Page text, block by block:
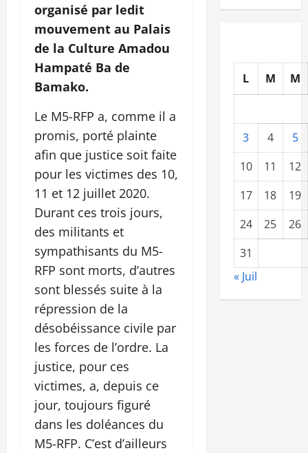
organisé par ledit
mouvement au Palais
de la Culture Amadou
Hampaté Ba de
Bamako.
Le M5-RFP a, comme il a
promis, porté plainte
afin que justice soit faite
pour les victimes des 10,
11 et 12 juillet 2020.
Durant ces trois jours,
des militants et
sympathisants du M5-
RFP sont morts, d’autres
sont blessés suite à la
répression de la
désobéissance civile par
les forces de l’ordre. La
justice, pour ces
victimes, a, depuis ce
jour, toujours figuré
dans les doléances du
M5-RFP. C’est d’ailleurs
L M M
3 4
5
10
11
12
17
18
19
24
25
26
31
« Juil